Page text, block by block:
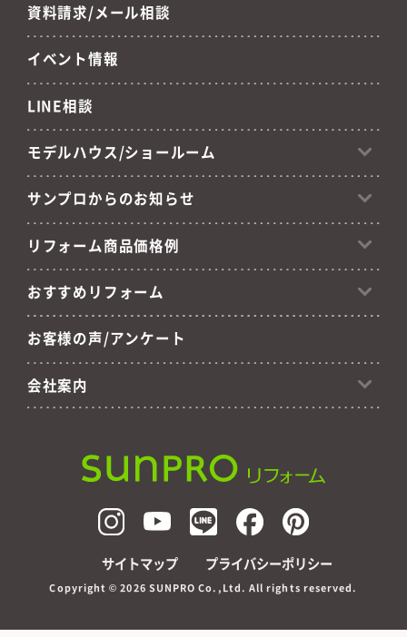
資料請求/メール相談
イベント情報
LINE相談
モデルハウス/ショールーム
サンプロからのお知らせ
リフォーム商品価格例
おすすめリフォーム
お客様の声/アンケート
会社案内
サイトマップ プライバシーポリシー
Copyright ©2026 SUNPRO Co.,Ltd. All rights reserved.